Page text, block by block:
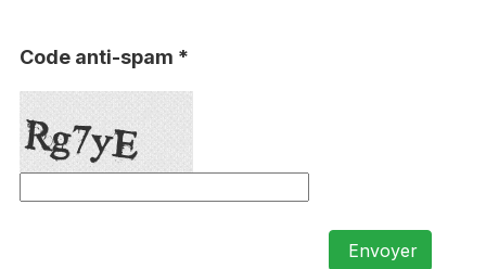
Code anti-spam *
Envoyer